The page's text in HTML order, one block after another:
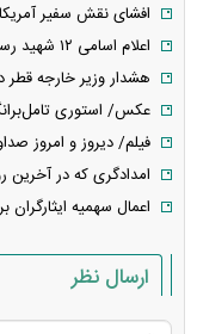
افشای نقش سفیر
اعلام اسامی ۱۲ شهید رسانه‌ای در حملات اسرائیل
هشدار وزیر خارجه قطر
عکس/ استوری
فیلم/ دیروز و امروز صداوسیما: اف ۳۵
امدادگری که در
اعمال سهمیه ایثارگران
ارسال نظر